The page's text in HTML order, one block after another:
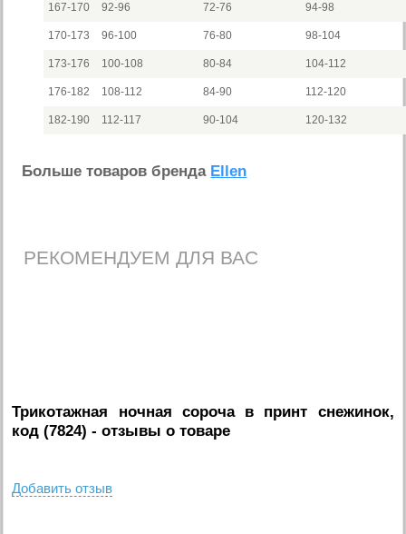
167-170 92-96 72-76 94-98
170-173 96-100 76-80 98-104
173-176 100-108 80-84 104-112
176-182 108-112 84-90 112-120
182-190 112-117 90-104 120-132
Больше товаров бренда Ellen
РЕКОМЕНДУЕМ ДЛЯ ВАС
Трикотажная ночная сороча в принт снежинок,
код (7824) - отзывы о товаре
Добавить отзыв